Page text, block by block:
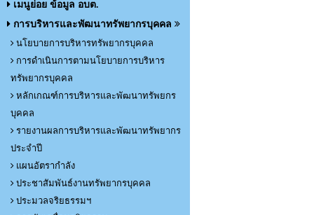
เมนูย่อย ข้อมูล อบต.
การบริหารและพัฒนาทรัพยากรบุคคล
นโยบายการบริหารทรัพยากรบุคคล
การดำเนินการตามนโยบายการบริหาร
ทรัพยากรบุคคล
หลักเกณฑ์การบริหารและพัฒนาทรัพยกร
บุคคล
รายงานผลการบริหารและพัฒนาทรัพยากร
ประจำปี
แผนอัตรากำลัง
ประชาสัมพันธ์งานทรัพยากรบุคคล
ประมวลจริยธรรมฯ